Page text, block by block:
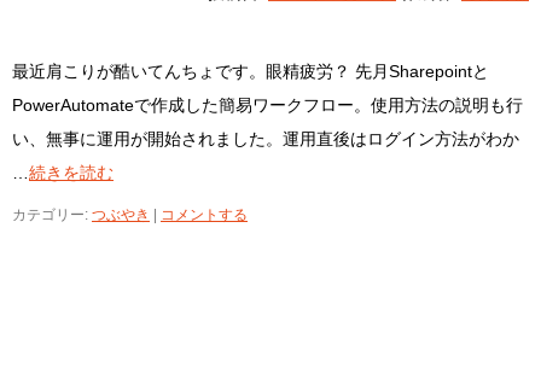
最近肩こりが酷いてんちょです。眼精疲労？ 先月Sharepointと
PowerAutomateで作成した簡易ワークフロー。使用方法の説明も行
い、無事に運用が開始されました。運用直後はログイン方法がわか
続きを読む
カテゴリー: つぶやき コメントする